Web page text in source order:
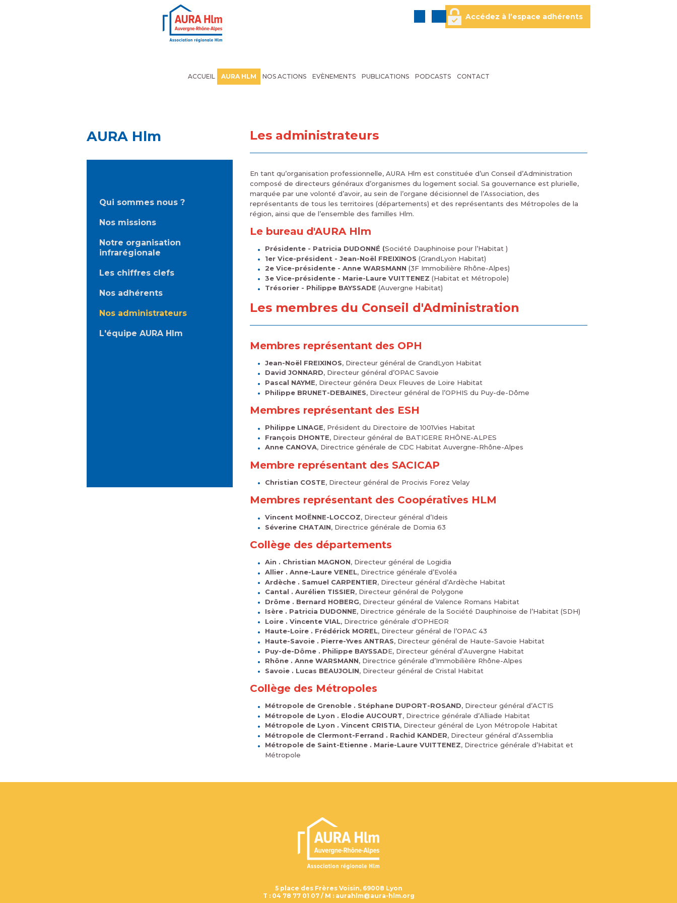
Accédez à l’espace adhérents
ACCUEIL AURA HLM NOS ACTIONS EVÈNEMENTS PUBLICATIONS PODCASTS CONTACT
AURA Hlm
Qui sommes nous ?
Nos missions
Notre organisation
infrarégionale
Les chiffres clefs
Nos adhérents
Nos administrateurs
L'équipe AURA Hlm
Les administrateurs
En tant qu’organisation professionnelle, AURA Hlm est constituée d’un Conseil d’Administration
composé de directeurs généraux d’organismes du logement social. Sa gouvernance est plurielle,
marquée par une volonté d’avoir, au sein de l’organe décisionnel de l’Association, des
représentants de tous les territoires (départements) et des représentants des Métropoles de la
région, ainsi que de l’ensemble des familles Hlm.
Le bureau d'AURA Hlm
Présidente - Patricia DUDONNÉ (Société Dauphinoise pour l’Habitat )
1er Vice-président - Jean-Noël FREIXINOS (GrandLyon Habitat)
2e Vice-présidente - Anne WARSMANN (3F Immobilière Rhône-Alpes)
3e Vice-présidente - Marie-Laure VUITTENEZ (Habitat et Métropole)
Trésorier - Philippe BAYSSADE (Auvergne Habitat)
Les membres du Conseil d'Administration
Membres représentant des OPH
Jean-Noël FREIXINOS, Directeur général de GrandLyon Habitat
David JONNARD, Directeur général d’OPAC Savoie
Pascal NAYME, Directeur généra Deux Fleuves de Loire Habitat
Philippe BRUNET-DEBAINES, Directeur général de l’OPHIS du Puy-de-Dôme
Membres représentant des ESH
Philippe LINAGE, Président du Directoire de 1001Vies Habitat
François DHONTE, Directeur général de BATIGERE RHÔNE-ALPES
Anne CANOVA, Directrice générale de CDC Habitat Auvergne-Rhône-Alpes
Membre représentant des SACICAP
Christian COSTE, Directeur général de Procivis Forez Velay
Membres représentant des Coopératives HLM
Vincent MOËNNE-LOCCOZ, Directeur général d’Ideis
Séverine CHATAIN, Directrice générale de Domia 63
Collège des départements
Ain . Christian MAGNON, Directeur général de Logidia
Allier . Anne-Laure VENEL, Directrice générale d’Evoléa
Ardèche . Samuel CARPENTIER, Directeur général d’Ardèche Habitat
Cantal . Aurélien TISSIER, Directeur général de Polygone
Drôme . Bernard HOBERG, Directeur général de Valence Romans Habitat
Isère . Patricia DUDONNE, Directrice générale de la Société Dauphinoise de l’Habitat (SDH)
Loire . Vincente VIAL, Directrice générale d’OPHEOR
Haute-Loire . Frédérick MOREL, Directeur général de l’OPAC 43
Haute-Savoie . Pierre-Yves ANTRAS, Directeur général de Haute-Savoie Habitat
Puy-de-Dôme . Philippe BAYSSADE, Directeur général d’Auvergne Habitat
Rhône . Anne WARSMANN, Directrice générale d’Immobilière Rhône-Alpes
Savoie . Lucas BEAUJOLIN, Directeur général de Cristal Habitat
Collège des Métropoles
Métropole de Grenoble . Stéphane DUPORT-ROSAND, Directeur général d’ACTIS
Métropole de Lyon . Elodie AUCOURT, Directrice générale d’Alliade Habitat
Métropole de Lyon . Vincent CRISTIA, Directeur général de Lyon Métropole Habitat
Métropole de Clermont-Ferrand . Rachid KANDER, Directeur général d’Assemblia
Métropole de Saint-Etienne . Marie-Laure VUITTENEZ, Directrice générale d’Habitat et
Métropole
5 place des Frères Voisin, 69008 Lyon
T : 04 78 77 01 07 / M : aurahlm@aura-hlm.org